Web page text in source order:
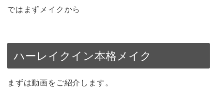
ではまずメイクから
ハーレイクイン本格メイク
まずは動画をご紹介します。